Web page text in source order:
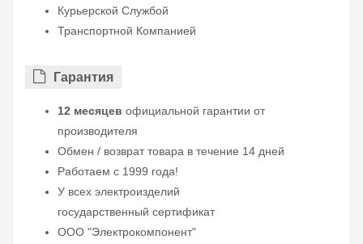
Курьерской Службой
Транспортной Компанией
Гарантия
12 месяцев официальной гарантии от
производителя
Обмен / возврат товара в течение 14 дней
Работаем с 1999 года!
У всех электроизделий
государственный сертификат
ООО "Электрокомпонент"